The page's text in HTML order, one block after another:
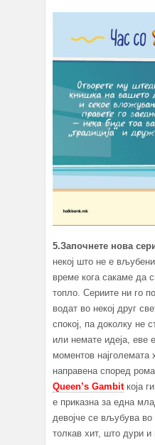
5.Започнете нова
некој што не е
време кога сакаме да
топло. Сериите ни го
водат во некој друг
спокој, па доколку не
или немате идеја, еве
моментов најголемата
направена според
Queen’s Gambitкоја
е приказна за една
девојче се вљубува во
толкав хит, што дури